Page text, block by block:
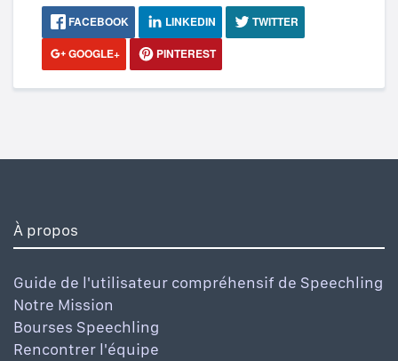
FACEBOOK LINKEDIN
TWITTER
GOOGLE+
PINTEREST
À propos
Guide de l'utilisateur compréhensif de Speechling
Notre Mission
Bourses Speechling
Rencontrer l'équipe